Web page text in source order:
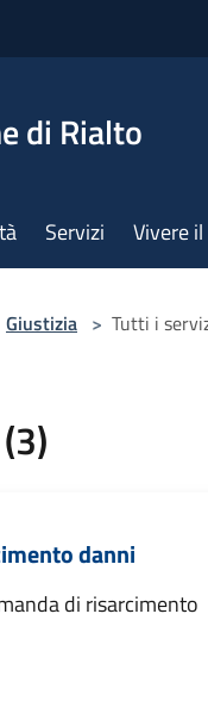
di Rialto
Servizi Vivere
Giustizia > Tutti i
danni
di risarcimento